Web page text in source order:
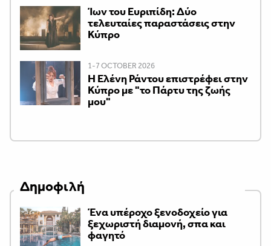
Ίων του Ευριπίδη: Δύο
τελευταίες παραστάσεις στην
Κύπρο
1-7 OCTOBER 2026
H Ελένη Ράντου επιστρέφει στην
Κύπρο με "το Πάρτυ της ζωής
μου"
Δημοφιλή
Ένα υπέροχο ξενοδοχείο για
ξεχωριστή διαμονή, σπα και
φαγητό